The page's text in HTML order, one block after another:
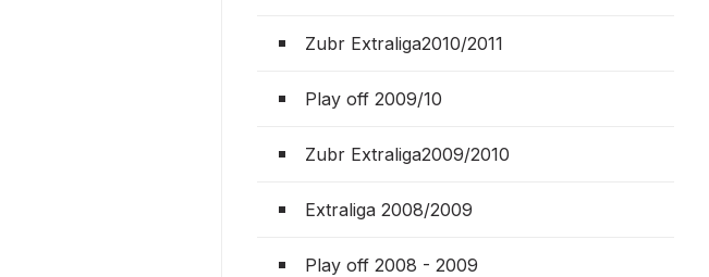
Zubr Extraliga2010/2011
Play off 2009/10
Zubr Extraliga2009/2010
Extraliga 2008/2009
Play off 2008 - 2009